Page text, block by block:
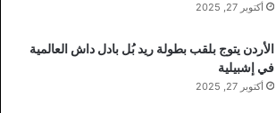
أكتوبر 27, 2025
الأردن يتوج بلقب بطولة ريد بُل بادل داش العالمية
في إشبيلية
أكتوبر 27, 2025